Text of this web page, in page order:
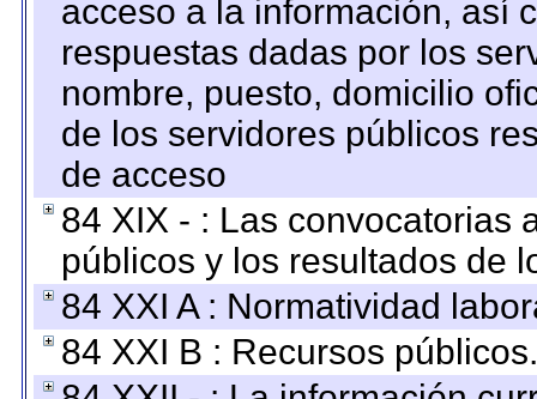
acceso a la información, así
respuestas dadas por los
nombre, puesto, domicilio
de los servidores públicos
de acceso
84 XIX - : Las convocatorias
públicos y los resultados de
84 XXI A : Normatividad
84 XXI B : Recursos públicos.